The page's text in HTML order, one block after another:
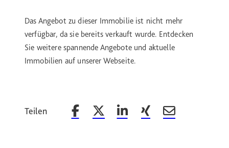
Das Angebot zu dieser Immobilie ist nicht mehr
verfügbar, da sie bereits verkauft wurde. Entdecken
Sie weitere spannende Angebote und aktuelle
Immobilien auf unserer Webseite.
Teilen Beitrag auf Facebook teilen
Beitrag auf X teilen
Beitrag auf LinkedIn teilen
Beitrag auf Xing teilen
Beitrag per